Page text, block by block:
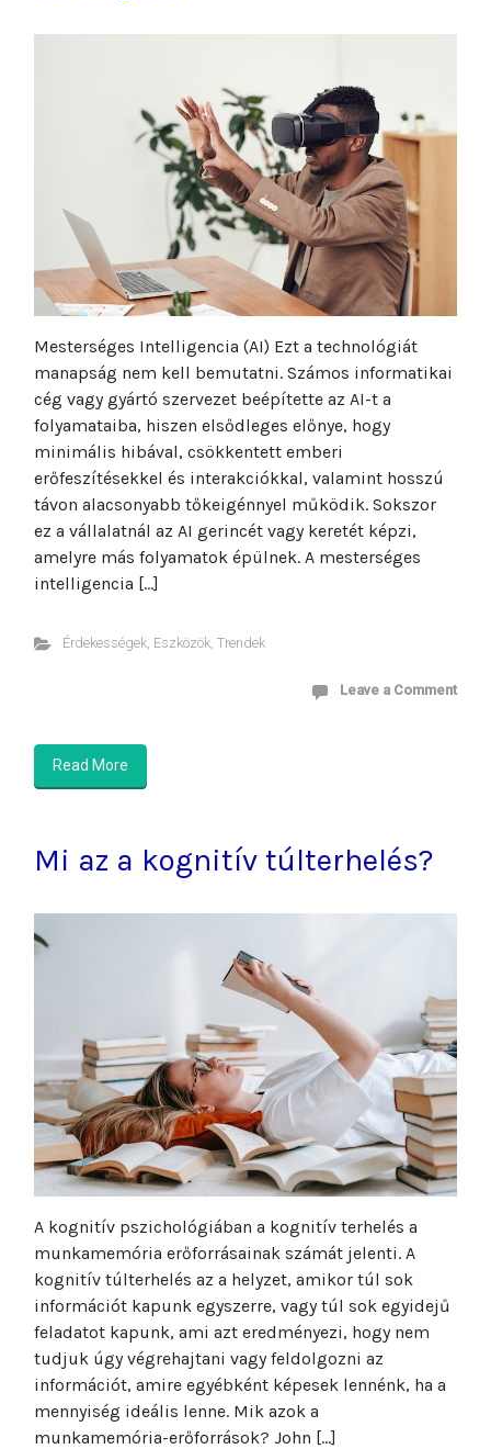
Mesterséges Intelligencia (AI) Ezt a technológiát
manapság nem kell bemutatni. Számos informatikai
cég vagy gyártó szervezet beépítette az AI-t a
folyamataiba, hiszen elsődleges előnye, hogy
minimális hibával, csökkentett emberi
erőfeszítésekkel és interakciókkal, valamint hosszú
távon alacsonyabb tőkeigénnyel működik. Sokszor
ez a vállalatnál az AI gerincét vagy keretét képzi,
amelyre más folyamatok épülnek. A mesterséges
intelligencia […]
Érdekességek, Eszközök, Trendek
Leave a Comment
Read More
Mi az a kognitív túlterhelés?
A kognitív pszichológiában a kognitív terhelés a
munkamemória erőforrásainak számát jelenti. A
kognitív túlterhelés az a helyzet, amikor túl sok
információt kapunk egyszerre, vagy túl sok egyidejű
feladatot kapunk, ami azt eredményezi, hogy nem
tudjuk úgy végrehajtani vagy feldolgozni az
információt, amire egyébként képesek lennénk, ha a
mennyiség ideális lenne. Mik azok a
munkamemória-erőforrások? John […]